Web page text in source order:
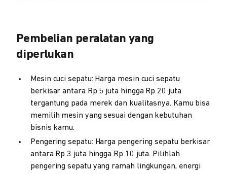
Pembelian peralatan yang
diperlukan
Mesin cuci sepatu: Harga mesin cuci sepatu
berkisar antara Rp 5 juta hingga Rp 20 juta
tergantung pada merek dan kualitasnya. Kamu bisa
memilih mesin yang sesuai dengan kebutuhan
bisnis kamu.
Pengering sepatu: Harga pengering sepatu berkisar
antara Rp 3 juta hingga Rp 10 juta. Pilihlah
pengering sepatu yang ramah lingkungan, energi